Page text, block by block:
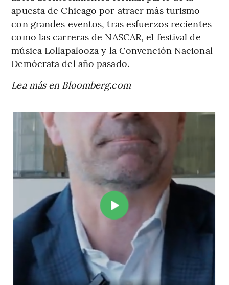
apuesta de Chicago por atraer más turismo
con grandes eventos, tras esfuerzos recientes
como las carreras de NASCAR, el festival de
música Lollapalooza y la Convención Nacional
Demócrata del año pasado.
Lea más en Bloomberg.com